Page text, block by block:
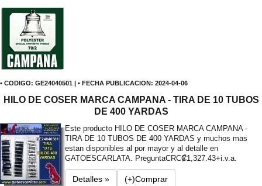
• CODIGO: GE24040501 | • FECHA PUBLICACION: 2024-04-06
HILO DE COSER MARCA CAMPANA - TIRA DE 10 TUBOS
DE 400 YARDAS
Este producto HILO DE COSER MARCA CAMPANA -
TIRA DE 10 TUBOS DE 400 YARDAS y muchos mas
estan disponibles al por mayor y al detalle en
GATOESCARLATA. PreguntaCRC₡1,327.43+i.v.a.
Detalles » (+)Comprar